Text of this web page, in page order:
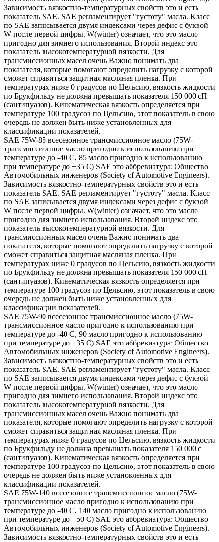
Зависимость вязкостно-температурных свойств это и есть
показатель SAE. SAE регламентирует "густоту" масла. Класс
по SAE записывается двумя индексами через дефис с буквой
W после первой цифры. W(winter) означает, что это масло
пригодно для зимнего использования. Второй индекс это
показатель высокотемпературной вязкости. Для
трансмиссионных масел очень Важно понимать два
показателя, которые помогают определить нагрузку с которой
сможет справиться защитная масляная пленка. При
температурах ниже 0 градусов по Цельсию, вязкость жидкости
по Брукфильду не должна превышать показателя 150 000 сП
(сантипуазов). Кинематическая вязкость определяется при
температуре 100 градусов по Цельсию, этот показатель в свою
очередь не должен быть ниже установленных для
классификации показателей.
SAE 75W-85 всесезонное трансмиссионное масло (75W-
трансмиссионное масло пригодно к использованию при
температуре до -40 С, 85 масло пригодно к использованию
при температуре до +35 С) SAE это аббревиатура: Общество
Автомобильных инженеров (Society of Automotive Engineers).
Зависимость вязкостно-температурных свойств это и есть
показатель SAE. SAE регламентирует "густоту" масла. Класс
по SAE записывается двумя индексами через дефис с буквой
W после первой цифры. W(winter) означает, что это масло
пригодно для зимнего использования. Второй индекс это
показатель высокотемпературной вязкости. Для
трансмиссионных масел очень Важно понимать два
показателя, которые помогают определить нагрузку с которой
сможет справиться защитная масляная пленка. При
температурах ниже 0 градусов по Цельсию, вязкость жидкости
по Брукфильду не должна превышать показателя 150 000 сП
(сантипуазов). Кинематическая вязкость определяется при
температуре 100 градусов по Цельсию, этот показатель в свою
очередь не должен быть ниже установленных для
классификации показателей.
SAE 75W-90 всесезонное трансмиссионное масло (75W-
трансмиссионное масло пригодно к использованию при
температуре до -40 С, 90 масло пригодно к использованию
при температуре до +35 С) SAE это аббревиатура: Общество
Автомобильных инженеров (Society of Automotive Engineers).
Зависимость вязкостно-температурных свойств это и есть
показатель SAE. SAE регламентирует "густоту" масла. Класс
по SAE записывается двумя индексами через дефис с буквой
W после первой цифры. W(winter) означает, что это масло
пригодно для зимнего использования. Второй индекс это
показатель высокотемпературной вязкости. Для
трансмиссионных масел очень Важно понимать два
показателя, которые помогают определить нагрузку с которой
сможет справиться защитная масляная пленка. При
температурах ниже 0 градусов по Цельсию, вязкость жидкости
по Брукфильду не должна превышать показателя 150 000 с
(сантипуазов). Кинематическая вязкость определяется при
температуре 100 градусов по Цельсию, этот показатель в свою
очередь не должен быть ниже установленных для
классификации показателей.
SAE 75W-140 всесезонное трансмиссионное масло (75W-
трансмиссионное масло пригодно к использованию при
температуре до -40 С, 140 масло пригодно к использованию
при температуре до +50 С) SAE это аббревиатура: Общество
Автомобильных инженеров (Society of Automotive Engineers).
Зависимость вязкостно-температурных свойств это и есть